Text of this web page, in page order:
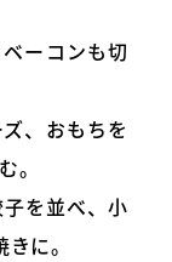
ーコンも切
、おもちを
。
を並べ、小
に。